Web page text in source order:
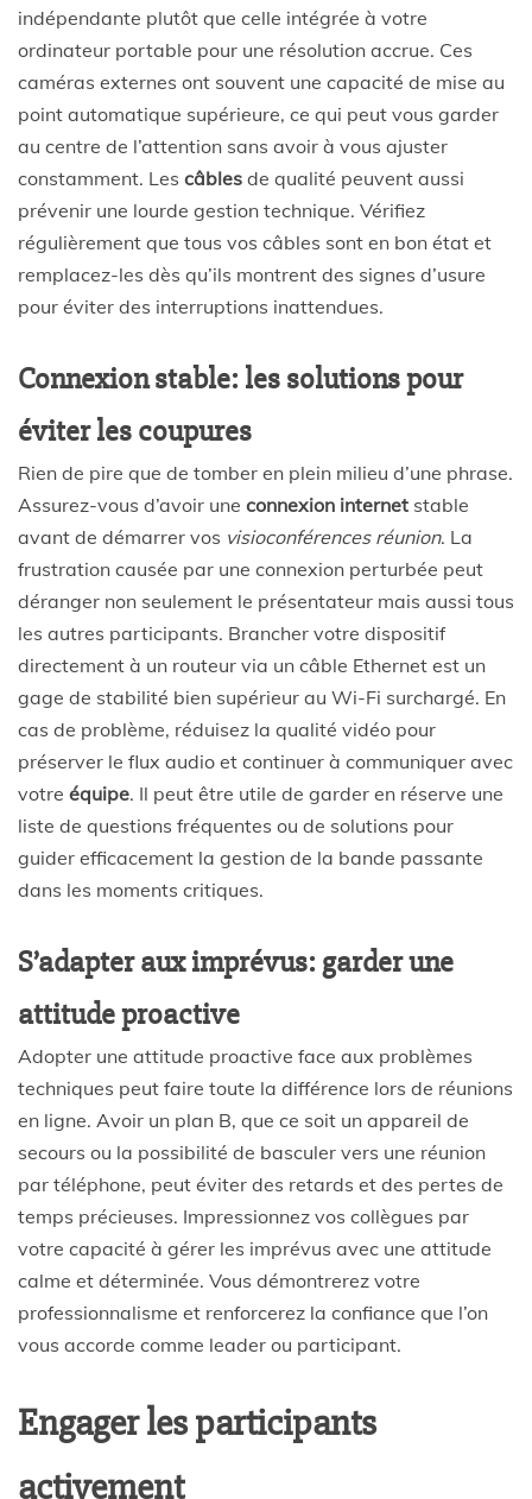
indépendante plutôt que celle intégrée à votre
ordinateur portable pour une résolution accrue. Ces
caméras externes ont souvent une capacité de mise au
point automatique supérieure, ce qui peut vous garder
au centre de l’attention sans avoir à vous ajuster
constamment. Les câbles de qualité peuvent aussi
prévenir une lourde gestion technique. Vérifiez
régulièrement que tous vos câbles sont en bon état et
remplacez-les dès qu’ils montrent des signes d’usure
pour éviter des interruptions inattendues.
Connexion stable: les solutions pour
éviter les coupures
Rien de pire que de tomber en plein milieu d’une phrase.
Assurez-vous d’avoir une connexion internet stable
avant de démarrer vos visioconférences réunion. La
frustration causée par une connexion perturbée peut
déranger non seulement le présentateur mais aussi tous
les autres participants. Brancher votre dispositif
directement à un routeur via un câble Ethernet est un
gage de stabilité bien supérieur au Wi-Fi surchargé. En
cas de problème, réduisez la qualité vidéo pour
préserver le flux audio et continuer à communiquer avec
votre équipe. Il peut être utile de garder en réserve une
liste de questions fréquentes ou de solutions pour
guider efficacement la gestion de la bande passante
dans les moments critiques.
S’adapter aux imprévus: garder une
attitude proactive
Adopter une attitude proactive face aux problèmes
techniques peut faire toute la différence lors de réunions
en ligne. Avoir un plan B, que ce soit un appareil de
secours ou la possibilité de basculer vers une réunion
par téléphone, peut éviter des retards et des pertes de
temps précieuses. Impressionnez vos collègues par
votre capacité à gérer les imprévus avec une attitude
calme et déterminée. Vous démontrerez votre
professionnalisme et renforcerez la confiance que l’on
vous accorde comme leader ou participant.
Engager les participants
activement